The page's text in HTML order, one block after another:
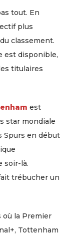
tout. En
plus
classement.
est disponible,
titulaires
est
star mondiale
Spurs en début
soir-là.
trébucher un
où la Premier
Tottenham